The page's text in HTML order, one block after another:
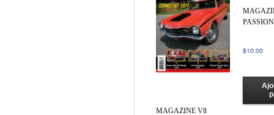
MAGAZINE V8
$10.00